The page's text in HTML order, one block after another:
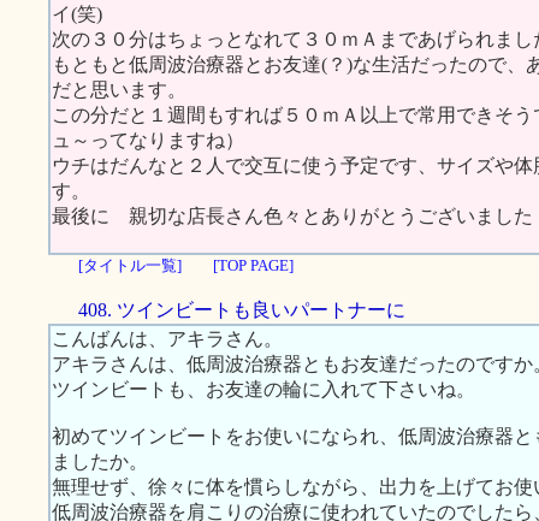
イ(笑)
次の３０分はちょっとなれて３０ｍＡまであげられまし
もともと低周波治療器とお友達(？)な生活だったので
だと思います。
この分だと１週間もすれば５０ｍＡ以上で常用できそ
ュ～ってなりますね）
ウチはだんなと２人で交互に使う予定です、サイズや
す。
最後に 親切な店長さん色々とありがとうございました
[タイトル一覧] [TOP PAGE]
408. ツインビートも良いパートナーに
こんばんは、アキラさん。
アキラさんは、低周波治療器ともお友達だったのですか
ツインビートも、お友達の輪に入れて下さいね。
初めてツインビートをお使いになられ、低周波治療器
ましたか。
無理せず、徐々に体を慣らしながら、出力を上げてお使
低周波治療器を肩こりの治療に使われていたのでしたら